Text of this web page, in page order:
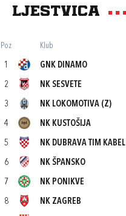
Ljestvica
Poz Klub
1 GNK DINAMO
2 NK SESVETE
3 NK LOKOMOTIVA (Z)
4 NK KUSTOŠIJA
5 NK DUBRAVA TIM KABEL
6 NK ŠPANSKO
7 NK PONIKVE
8 NK ZAGREB